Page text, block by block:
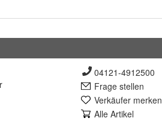
04121-4912500
Frage stellen
Verkäufer merken
Alle Artikel